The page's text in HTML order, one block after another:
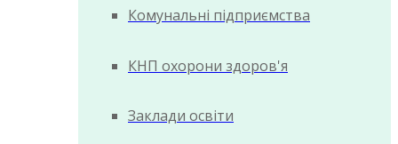
Комунальні підприємства
КНП охорони здоров'я
Заклади освіти